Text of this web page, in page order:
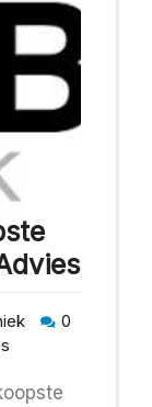
0